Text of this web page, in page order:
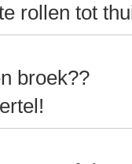
rollen tot
broek??